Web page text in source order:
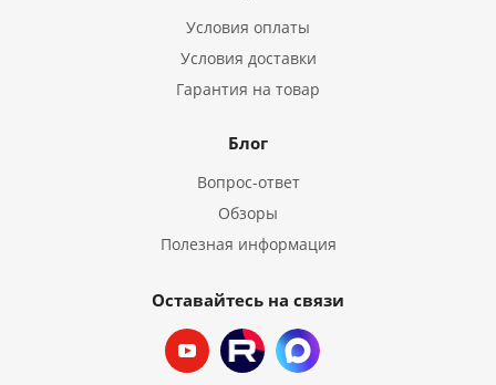
Условия оплаты
Условия доставки
Гарантия на товар
Блог
Вопрос-ответ
Обзоры
Полезная информация
Оставайтесь на связи